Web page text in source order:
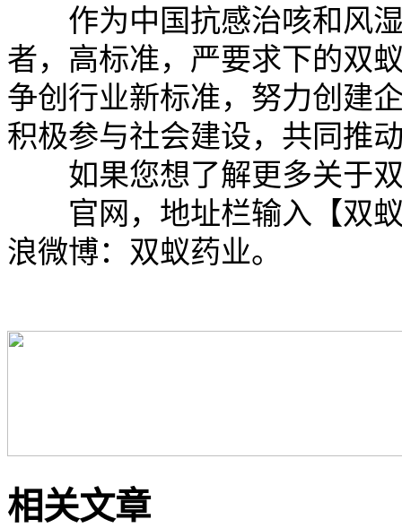
作为中国抗感治咳和风湿
者，高标准，严要求下的双
争创行业新标准，努力创建
积极参与社会建设，共同推
如果您想了解更多关于双
官网，地址栏输入【双蚁
浪微博：双蚁药业。
相关文章